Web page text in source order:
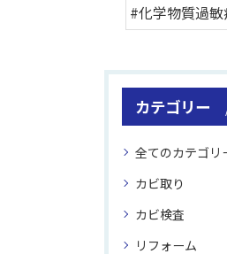
#化学物質過
カテゴリー
全てのカテゴリ
カビ取り
カビ検査
リフォーム